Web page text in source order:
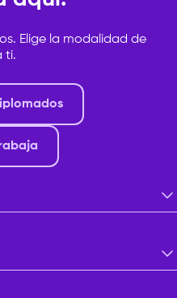
Elige la modalidad de
ti.